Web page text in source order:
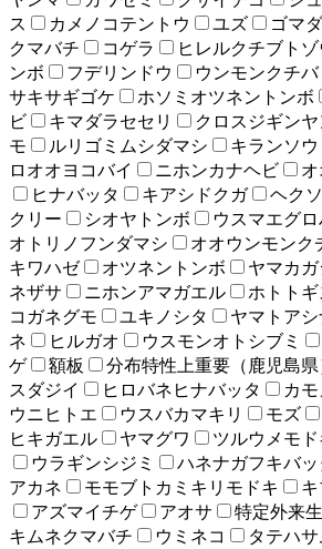
ス
カメノコテントウ ユズ ゴマ
クマバチ
コゲラ ヒレルクチブト
ンボ
フデリンドウ ウンモンクチバ
サキサギゴケ
ホソミオツネントンボ
ビ
キマダラセセリ クロスジギンヤ
モ
ルリゴミムシダマシ キランソウ
ロオオヨコバイ
ニホンカナヘビ
ヒナバッタ
キアシドクガ ヘク
クリー
シオヤトンボ ウスマエグ
オトリノフンダマシ
オオウンモンク
キワハゼ
オツネントンボ ヤマカガ
ネザサ
ニホンアマガエル ホトトギ
コガネグモ
ユキノシタ ヤマトア
ネ
ヒルガオ ウスモンオトシブミ
ゲ
額板 分布特性上重要（鹿児島県
スダジイ
ヒロバネヒナバッタ カモ
ウニヒトエ
ウスバカマキリ モズ
ヒキガエル
ヤマグワ ツルウメモド
ウラギンシジミ
ハネナガフキバッ
アカネ
モモブトカミキリモドキ
アズマイチゲ
アオサ 特定外来
キムネクマバチ
ウミネコ タテハ